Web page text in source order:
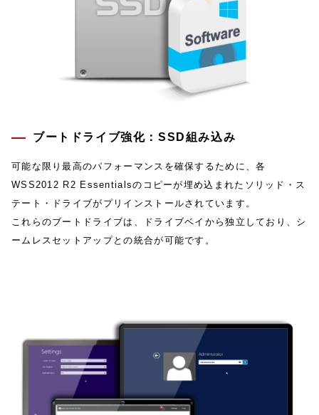
ブートドライブ強化：SSD組み込み
可能な限り最高のパフォーマンスを確保するために、各
WSS2012 R2 Essentialsのコピーが埋め込まれたソリッド・ス
テート・ドライブがプリインストールされています。
これらのブートドライブは、ドライブベイから独立しており、シ
ームレスセットアップとの統合が可能です。